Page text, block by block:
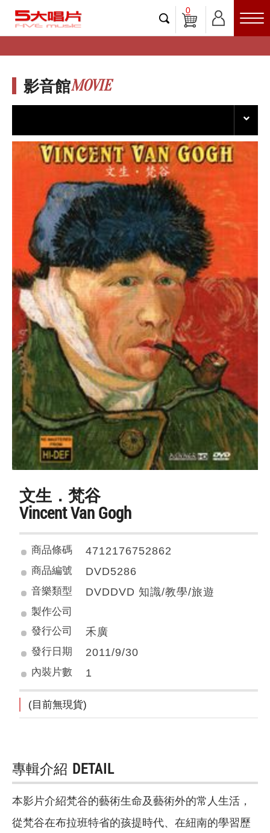
0
影音館MOVIE
文生．梵谷
Vincent Van Gogh
商品條碼 4712176752862
商品編號 DVD5286
音樂類型 DVDDVD 知識/教學/旅遊
製作公司
發行公司
禾廣
發行日期 2011/9/30
內裝片數 1
(目前無現貨)
專輯介紹 DETAIL
本影片介紹梵谷的藝術生命及藝術外的常人生活，
從梵谷在布拉班特省的孩提時代、在紐南的學習歷